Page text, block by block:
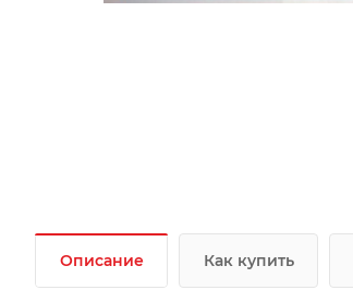
Описание Как купить